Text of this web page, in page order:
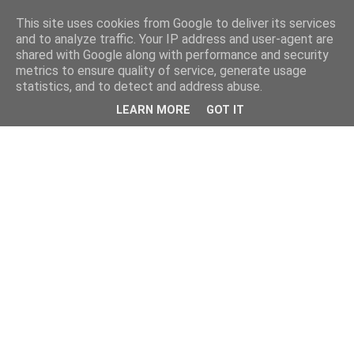
This site uses cookies from Google to deliver its services
and to analyze traffic. Your IP address and user-agent are
shared with Google along with performance and security
metrics to ensure quality of service, generate usage
statistics, and to detect and address abuse.
LEARN MORE GOT IT